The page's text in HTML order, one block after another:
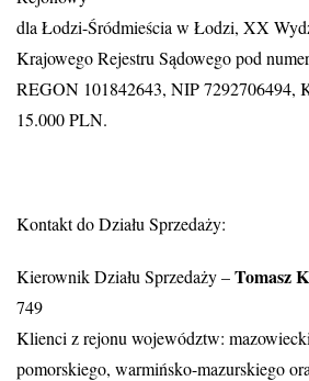
dla Łodzi-Śródmieścia w Łodzi, XX
Krajowego Rejestru Sądowego pod
REGON 101842643, NIP 7292706494,
15.000 PLN.
Kontakt do Działu Sprzedaży:
Kierownik Działu Sprzedaży –Tomasz
749
Klienci z rejonu województw:
pomorskiego, warmińsko-mazurskiego